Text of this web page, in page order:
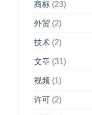
商标(23)
外贸 (2)
技术(2)
文章(31)
视频 (1)
许可(2)